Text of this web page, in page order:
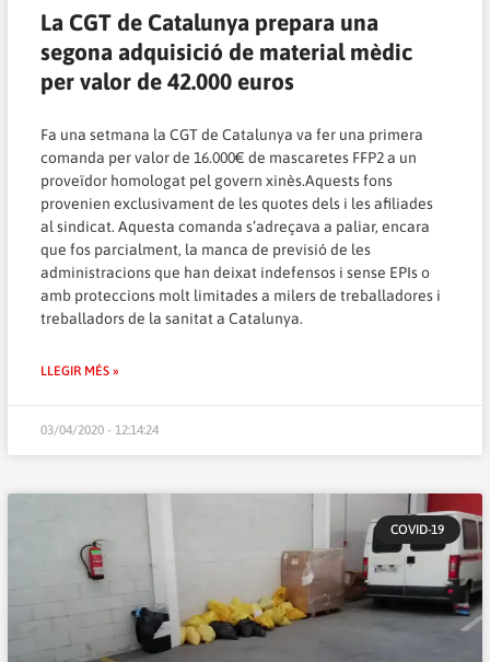
La CGT de Catalunya prepara una
segona adquisició de material mèdic
per valor de 42.000 euros
Fa una setmana la CGT de Catalunya va fer una primera
comanda per valor de 16.000€ de mascaretes FFP2 a un
proveïdor homologat pel govern xinès.Aquests fons
provenien exclusivament de les quotes dels i les afiliades
al sindicat. Aquesta comanda s’adreçava a paliar, encara
que fos parcialment, la manca de previsió de les
administracions que han deixat indefensos i sense EPIs o
amb proteccions molt limitades a milers de treballadores i
treballadors de la sanitat a Catalunya.
LLEGIR MÉS »
03/04/2020 - 12:14:24
COVID-19